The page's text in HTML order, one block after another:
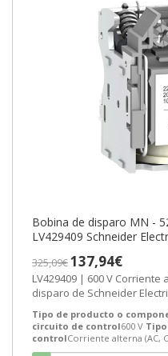
Bobina de disparo MN -
LV429409 Schneider
325,09€137,94€
LV429409 | 600 V Corriente alterna (AC, CA) Bobina de
disparo de Schneider
Tipo de producto o
circuito de control600 V
controlCorriente alterna (AC,